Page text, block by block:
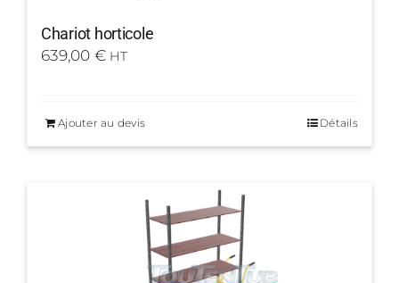
Chariot horticole
639,00 € HT
Ajouter au devis Détails